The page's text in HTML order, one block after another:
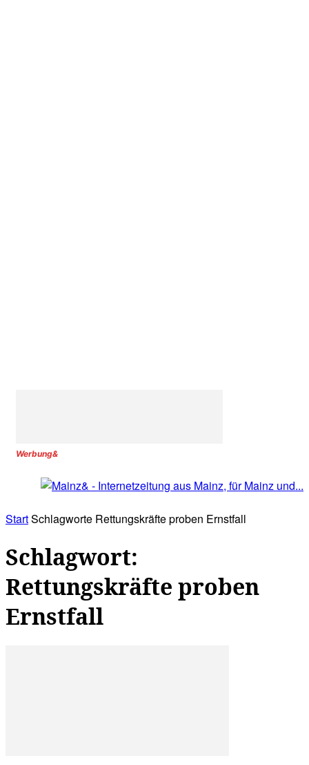
Werbung&
StartSchlagworte Rettungskräfte proben Ernstfall
Schlagwort:
Rettungskräfte proben
Ernstfall